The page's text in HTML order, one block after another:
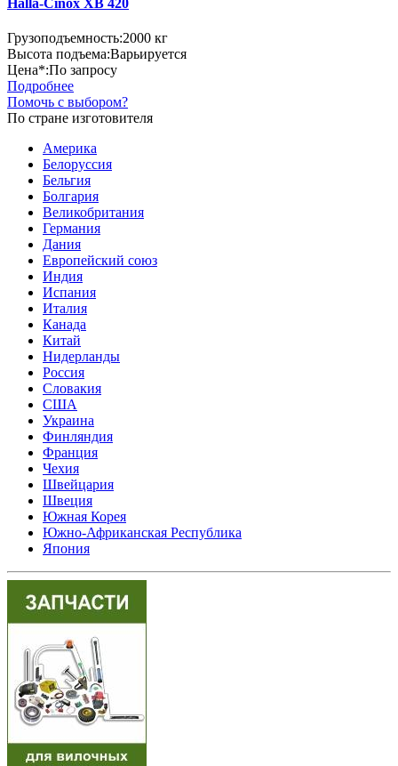
Halla-Cinox XB 420
Грузоподъемность:2000 кг
Высота подъема:Варьируется
Цена*:По запросу
Подробнее
Помочь с выбором?
По стране изготовителя
Америка
Белоруссия
Бельгия
Болгария
Великобритания
Германия
Дания
Европейский союз
Индия
Испания
Италия
Канада
Китай
Нидерланды
Россия
Словакия
США
Украина
Финляндия
Франция
Чехия
Швейцария
Швеция
Южная Корея
Южно-Африканская Республика
Япония